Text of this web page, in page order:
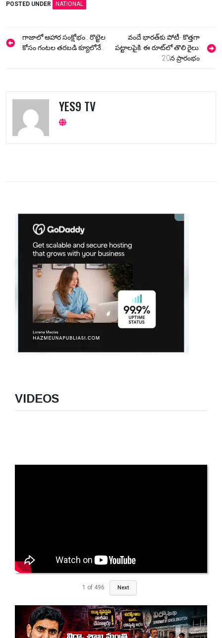
POSTED UNDER NATIONAL
Post
navigation
గాజాలో ఆహార సంక్షోభం.. రొట్టెల
కోసం గంటల తరబడి క్యూలోనే..
వందే భారత్‌కు పోటీ- కొత్తగా
పట్టాలపైకి: ఈ రూట్‌లో తొలి రైలు:
20న ప్రారంభం
YES9 TV
VIDEOS
1 of 496 Next